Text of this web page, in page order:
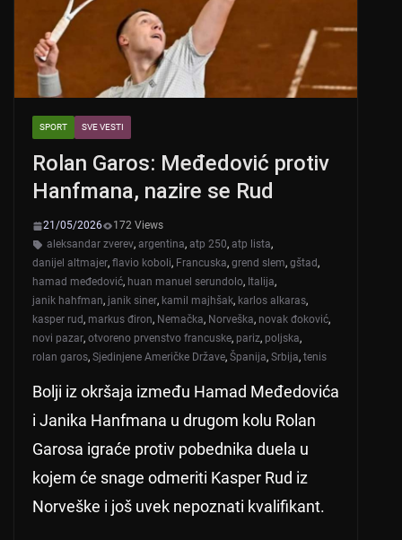
k
SPORT SVE VESTI
Rolan Garos: Međedović protiv
Hanfmana, nazire se Rud
21/05/2026
172 Views
aleksandar zverev, argentina, atp 250, atp lista,
danijel altmajer, flavio koboli, Francuska, grend slem, gštad,
hamad međedović, huan manuel serundolo, Italija,
janik hahfman, janik siner, kamil majhšak, karlos alkaras,
kasper rud, markus điron, Nemačka, Norveška, novak đoković,
novi pazar, otvoreno prvenstvo francuske, pariz, poljska,
rolan garos, Sjedinjene Američke Države, Španija, Srbija, tenis
Bolji iz okršaja između Hamad Međedovića
i Janika Hanfmana u drugom kolu Rolan
Garosa igraće protiv pobednika duela u
kojem će snage odmeriti Kasper Rud iz
Norveške i još uvek nepoznati kvalifikant.